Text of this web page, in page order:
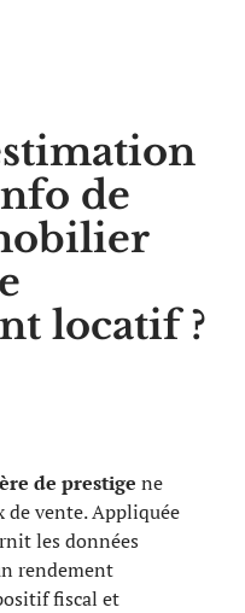
de
locatif ?
de prestige ne
vente. Appliquée
les données
rendement
fiscal et